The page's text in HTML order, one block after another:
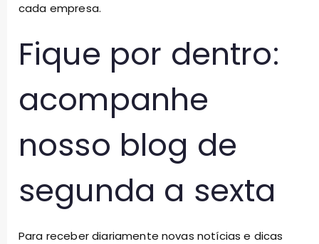
cada empresa.
Fique por dentro:
acompanhe
nosso blog de
segunda a sexta
Para receber diariamente novas notícias e dicas